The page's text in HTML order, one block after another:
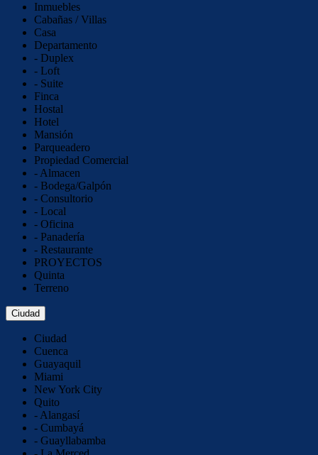
Inmuebles
Cabañas / Villas
Casa
Departamento
- Duplex
- Loft
- Suite
Finca
Hostal
Hotel
Mansión
Parqueadero
Propiedad Comercial
- Almacen
- Bodega/Galpón
- Consultorio
- Local
- Oficina
- Panadería
- Restaurante
PROYECTOS
Quinta
Terreno
Ciudad
Ciudad
Cuenca
Guayaquil
Miami
New York City
Quito
- Alangasí
- Cumbayá
- Guayllabamba